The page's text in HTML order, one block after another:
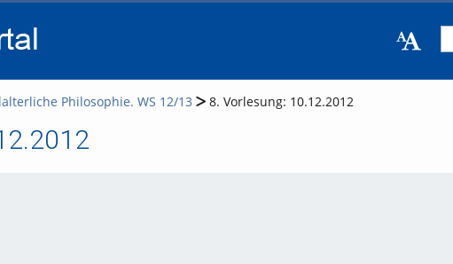
Philosophie. WS 12/13 8. Vorlesung: 10.12.2012